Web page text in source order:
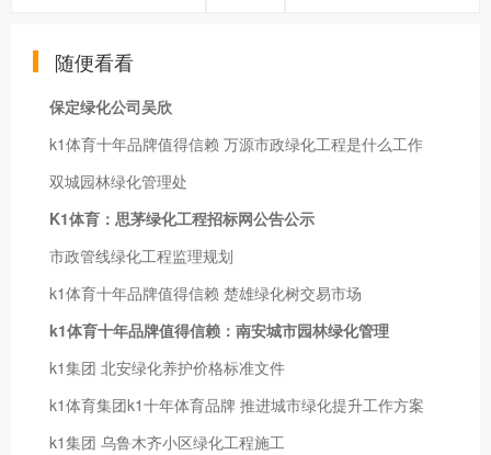
随便看看
保定绿化公司吴欣
k1体育十年品牌值得信赖 万源市政绿化工程是什么工作
双城园林绿化管理处
K1体育：思茅绿化工程招标网公告公示
市政管线绿化工程监理规划
k1体育十年品牌值得信赖 楚雄绿化树交易市场
k1体育十年品牌值得信赖：南安城市园林绿化管理
k1集团 北安绿化养护价格标准文件
k1体育集团k1十年体育品牌 推进城市绿化提升工作方案
k1集团 乌鲁木齐小区绿化工程施工